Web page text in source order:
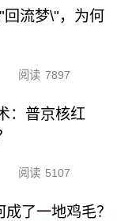
流梦\"，为何
阅读 7897
：普京核红
阅读 5107
了一地鸡毛？